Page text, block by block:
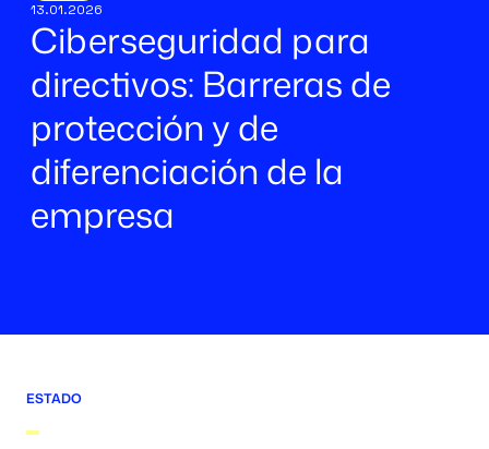
13.01.2026
Ciberseguridad para
directivos: Barreras de
protección y de
diferenciación de la
empresa
ESTADO